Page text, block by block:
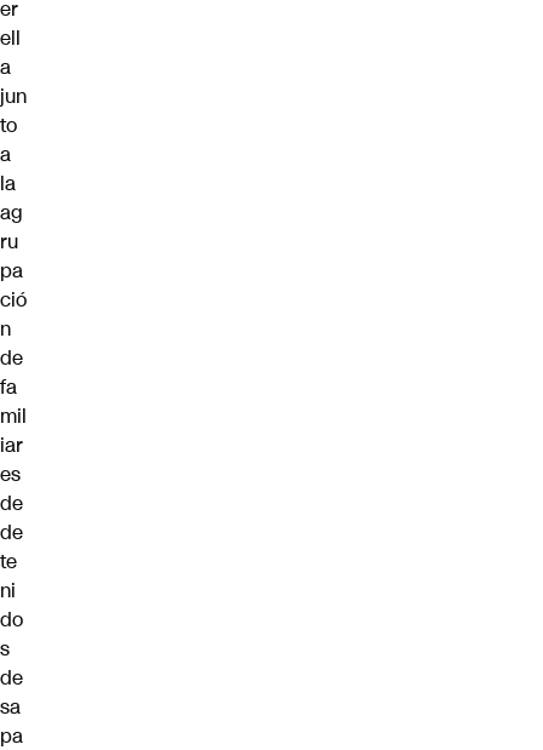
er
ell
a
jun
to
a
la
ag
ru
pa
ció
n
de
fa
mil
iar
es
de
de
te
ni
do
s
de
sa
pa